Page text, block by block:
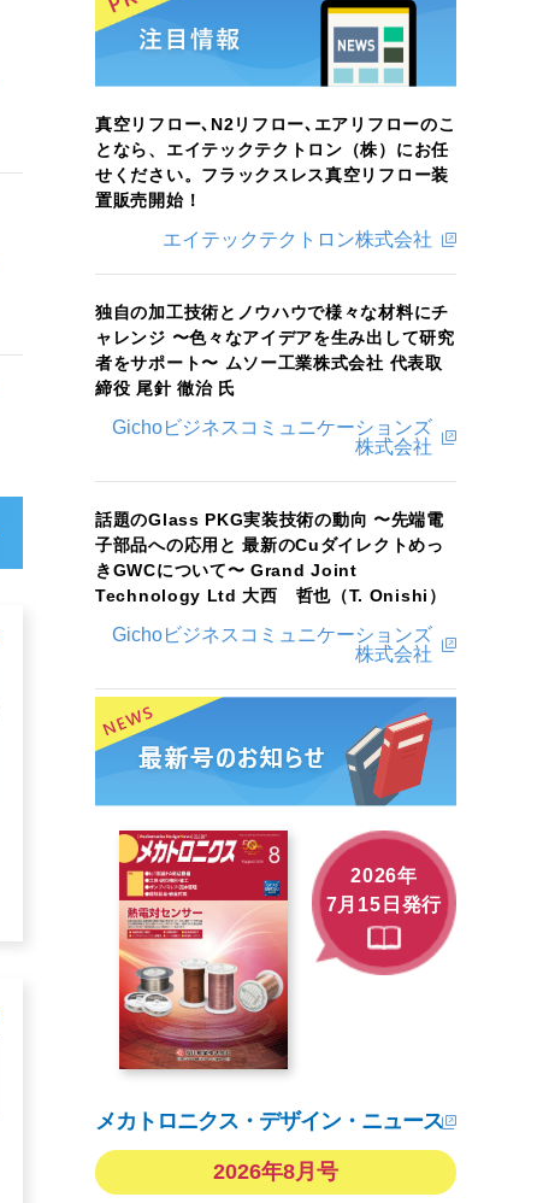
真空リフロー､N2リフロー､エアリフローのこ
となら、エイテックテクトロン（株）にお任
せください。フラックスレス真空リフロー装
置販売開始！
エイテックテクトロン株式会社
独自の加工技術とノウハウで様々な材料にチ
ャレンジ 〜色々なアイデアを生み出して研究
者をサポート〜 ムソー工業株式会社 代表取
締役 尾針 徹治 氏
Gichoビジネスコミュニケーションズ
株式会社
話題のGlass PKG実装技術の動向 〜先端電
子部品への応用と 最新のCuダイレクトめっ
きGWCについて〜 Grand Joint
Technology Ltd 大西 哲也（T. Onishi）
Gichoビジネスコミュニケーションズ
株式会社
2026年
7月15日発行
メカトロニクス・デザイン・ニュース
2026年8月号